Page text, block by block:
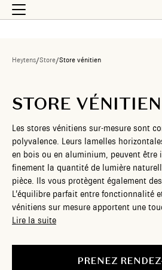
Heytens/Store/Store vénitien
STORE VÉNITIEN
Les stores vénitiens sur-mesure sont
polyvalence. Leurs lamelles
en bois ou en aluminium, peuvent être
finement la quantité de lumière
pièce. Ils vous protègent également
L’équilibre parfait entre fonctionnalité et
vénitiens sur mesure apportent une
contemporaine à votre intérieur, tout
proposons des stores vénitiens
matières, finitions et largeurs, qui
Lire la suite
PRENEZ